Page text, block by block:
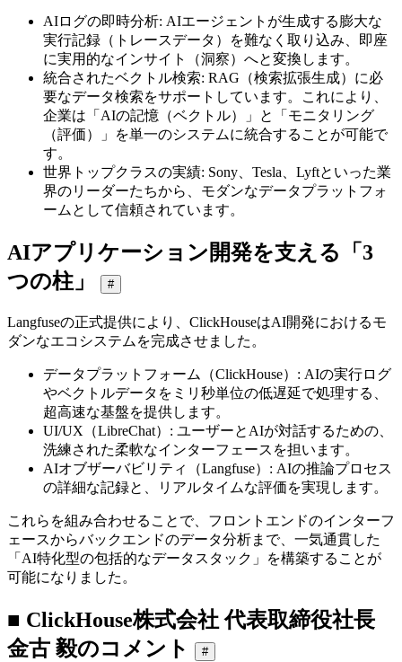
AIログの即時分析: AIエージェントが生成する膨大な
実行記録（トレースデータ）を難なく取り込み、即座
に実用的なインサイト（洞察）へと変換します。
統合されたベクトル検索: RAG（検索拡張生成）に必
要なデータ検索をサポートしています。これにより、
企業は「AIの記憶（ベクトル）」と「モニタリング
（評価）」を単一のシステムに統合することが可能で
す。
世界トップクラスの実績: Sony、Tesla、Lyftといった業
界のリーダーたちから、モダンなデータプラットフォ
ームとして信頼されています。
AIアプリケーション開発を支える「3
つの柱」
#
Langfuseの正式提供により、ClickHouseはAI開発におけるモ
ダンなエコシステムを完成させました。
データプラットフォーム（ClickHouse）: AIの実行ログ
やベクトルデータをミリ秒単位の低遅延で処理する、
超高速な基盤を提供します。
UI/UX（LibreChat）: ユーザーとAIが対話するための、
洗練された柔軟なインターフェースを担います。
AIオブザーバビリティ（Langfuse）: AIの推論プロセス
の詳細な記録と、リアルタイムな評価を実現します。
これらを組み合わせることで、フロントエンドのインターフ
ェースからバックエンドのデータ分析まで、一気通貫した
「AI特化型の包括的なデータスタック」を構築することが
可能になりました。
■ ClickHouse株式会社 代表取締役社長
金古 毅のコメント
#